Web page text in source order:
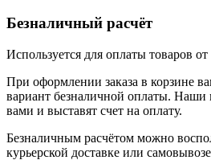
Безналичный расчёт
Используется для оплаты товаров
При оформлении заказа в корзине
вариант безналичной оплаты. Наши
вами и выставят счет на оплату.
Безналичным расчётом можно
курьерской доставке или